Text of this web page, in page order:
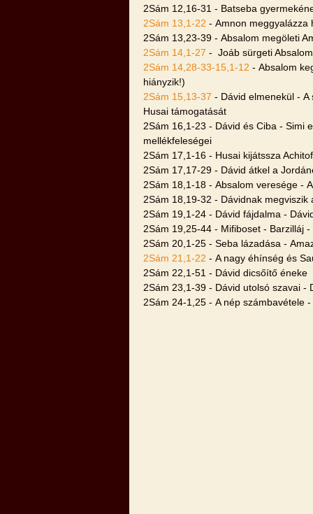
2Sám 12,16-31 - Batseba
2Sám 13,1-22 - Amnon meggyalázza
2Sám 13,23-39 - Absalom megöleti
2Sám 14,1-27 - Joáb sürgeti
2Sám 14,28-33-15,1-12 - Absalom
hiányzik!)
2Sám 15,13-37 - Dávid elmenekül -
Husai támogatását
2Sám 16,1-23 - Dávid és Ciba - Simi
mellékfeleségei
2Sám 17,1-16 - Husai kijátssza
2Sám 17,17-29 - Dávid átkel a
2Sám 18,1-18 - Absalom veresége -
2Sám 18,19-32 - Dávidnak megviszik
2Sám 19,1-24 - Dávid fájdalma -
2Sám 19,25-44 - Mifiboset - Barzilláj
2Sám 20,1-25 - Seba lázadása -
2Sám 21,1-22 - A nagy éhínség és
2Sám 22,1-51 - Dávid dicsőítő éneke
2Sám 23,1-39 - Dávid utolsó szavai -
2Sám 24-1,25 - A nép számbavétele